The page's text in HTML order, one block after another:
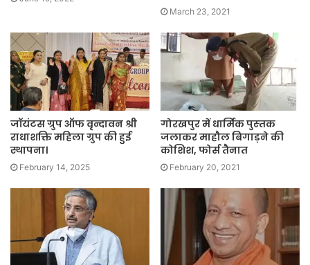
March 23, 2021
जॉयंटस ग्रुप ऑफ वृन्दावन श्री
राधाशक्ति महिला ग्रुप की हुई
स्थापना।
February 14, 2025
गोरखपुर में धार्मिक पुस्‍तक
जलाकर माहौल बिगाड़ने की
कोशिश, फोर्स तैनात
February 20, 2021